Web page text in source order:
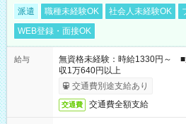
派遣 職種未経験OK 社会人未経験OK
WEB登録・面接OK
給与
無資格未経験：時給1330円～
収1万640円以上
交通費別途支給あり
交通費 交通費全額支給